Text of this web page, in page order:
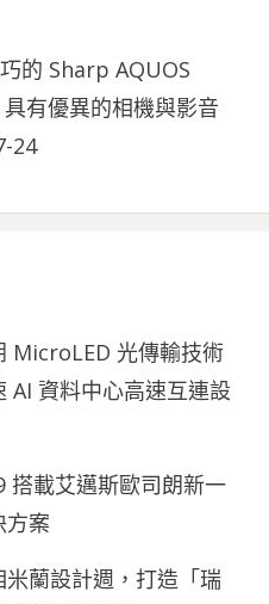
的 Sharp AQUOS
有優異的相機與影音
24
MicroLED 光傳輸技術
AI 資料中心高速互連設
搭載艾邁斯歐司朗新一
方案
蘭設計週，打造「瑞